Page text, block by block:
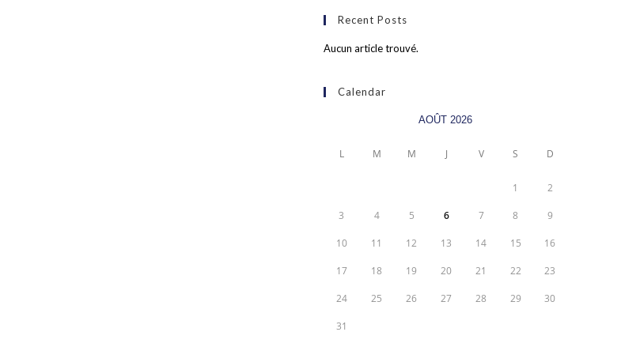
Recent Posts
Aucun article trouvé.
Calendar
AOÛT 2026
L M M J V S D
1 2
3 4 5 6 7 8 9
10 11 12 13 14 15 16
17 18 19 20 21 22 23
24 25 26 27 28 29 30
31